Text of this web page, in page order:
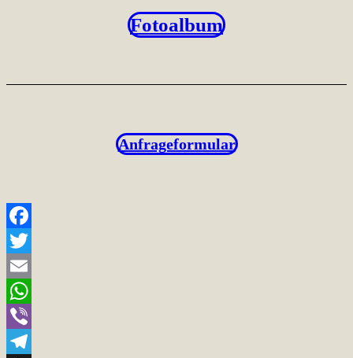
Fotoalbum
Anfrageformular
Facebook
Twitter
Email
WhatsApp
Viber